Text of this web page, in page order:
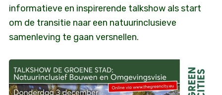
informatieve en inspirerende talkshow als start
om de transitie naar een natuurinclusieve
samenleving te gaan versnellen.